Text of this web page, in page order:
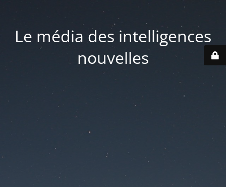
Le média des intelligences
nouvelles